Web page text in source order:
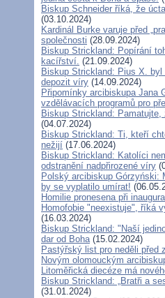
Biskup Schneider říká, že
(03.10.2024)
Kardinál Burke varuje před
společnosti (28.09.2024)
Biskup Strickland: Popírání
kacířství. (21.09.2024)
Biskup Strickland: Pius X.
depozit víry (14.09.2024)
Připomínky arcibiskupa Jana
vzdělávacích programů pro
Biskup Strickland:
(04.07.2024)
Biskup Strickland: Ti, kteří
nežijí (17.06.2024)
Biskup Strickland: Katolíci
odstranění nadpřirozené víry
Polský arcibiskup Górzyński:
by se vyplatilo umírat!
Homilie pronesena při
Homofobie "neexistuje", říká
(16.03.2024)
Biskup Strickland: "Naší
dar od Boha(15.02.2024)
Pastýřský list pro neděli před
Novým olomouckým
Litoměřická diecéze má
Biskup Strickland: „Bratři a
(31.01.2024)